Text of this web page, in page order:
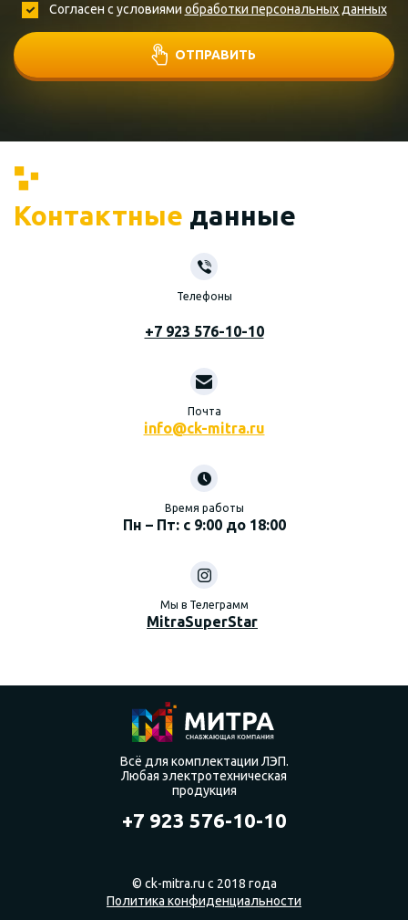
Согласен с условиями обработки персональных данных
ОТПРАВИТЬ
Контактные данные
Телефоны
+7 923 576-10-10
Почта
info@ck-mitra.ru
Время работы
Пн – Пт: с 9:00 до 18:00
Мы в Телеграмм
MitraSuperStar
Всё для комплектации ЛЭП.
Любая электротехническая
продукция
+7 923 576-10-10
© ck-mitra.ru с 2018 года
Политика конфиденциальности